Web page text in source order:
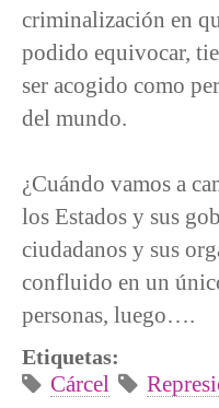
criminalización en
podido equivocar,
ser acogido como
del mundo.
¿Cuándo vamos a
los Estados y sus
ciudadanos y sus
confluido en un
personas, luego….
Etiquetas:
Cárcel